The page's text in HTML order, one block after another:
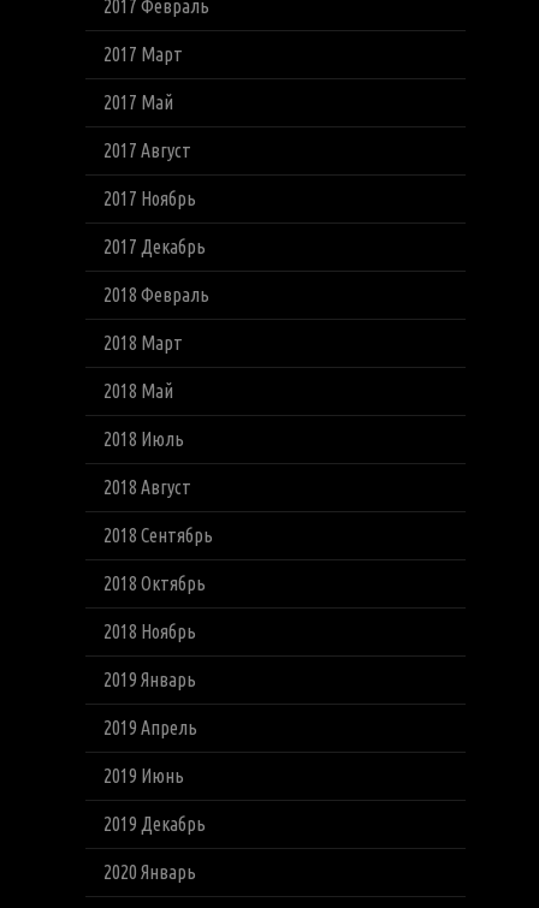
2017 Февраль
2017 Март
2017 Май
2017 Август
2017 Ноябрь
2017 Декабрь
2018 Февраль
2018 Март
2018 Май
2018 Июль
2018 Август
2018 Сентябрь
2018 Октябрь
2018 Ноябрь
2019 Январь
2019 Апрель
2019 Июнь
2019 Декабрь
2020 Январь